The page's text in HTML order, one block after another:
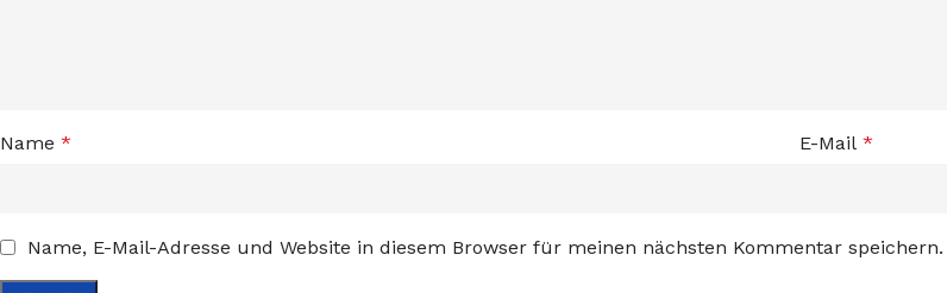
Name * E-Mail *
Name, E-Mail-Adresse und Website in diesem Browser für meinen nächsten Kommentar speichern.